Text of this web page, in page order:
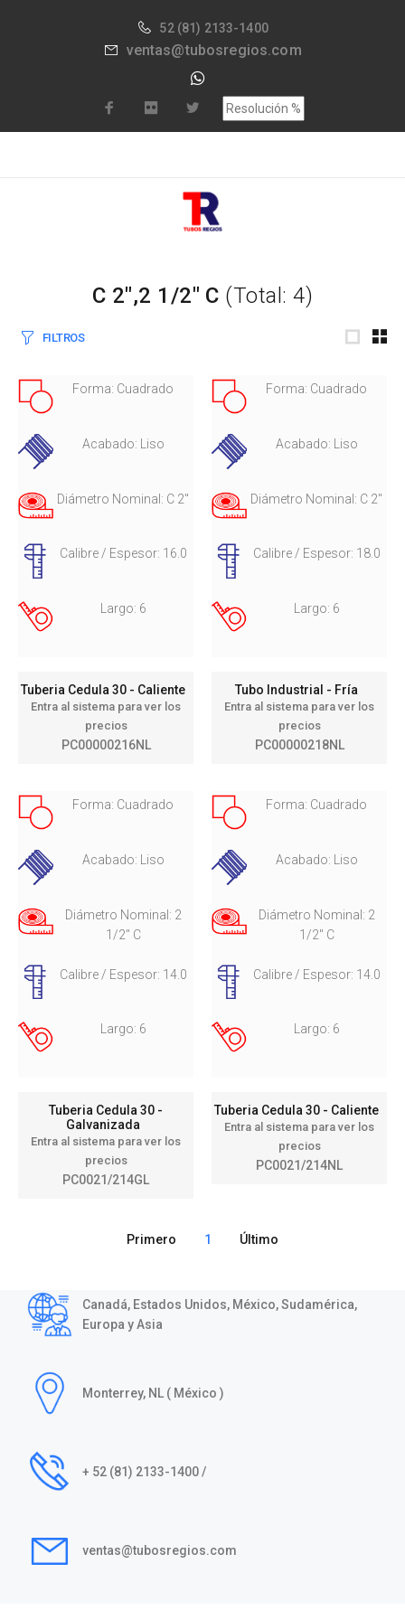
52 (81) 2133-1400
ventas@tubosregios.com
C 2",2 1/2" C (Total: 4)
FILTROS
Forma: Cuadrado
Acabado: Liso
Diámetro Nominal: C 2"
Calibre / Espesor: 16.0
Largo: 6
Tuberia Cedula 30 - Caliente
Entra al sistema para ver los
precios
PC00000216NL
Forma: Cuadrado
Acabado: Liso
Diámetro Nominal: C 2"
Calibre / Espesor: 18.0
Largo: 6
Tubo Industrial - Fría
Entra al sistema para ver los
precios
PC00000218NL
Forma: Cuadrado
Acabado: Liso
Diámetro Nominal: 2
1/2" C
Calibre / Espesor: 14.0
Largo: 6
Tuberia Cedula 30 -
Galvanizada
Entra al sistema para ver los
precios
PC0021/214GL
Forma: Cuadrado
Acabado: Liso
Diámetro Nominal: 2
1/2" C
Calibre / Espesor: 14.0
Largo: 6
Tuberia Cedula 30 - Caliente
Entra al sistema para ver los
precios
PC0021/214NL
Primero 1 Último
Canadá, Estados Unidos, México, Sudamérica,
Europa y Asia
Monterrey, NL ( México )
+ 52 (81) 2133-1400 /
ventas@tubosregios.com